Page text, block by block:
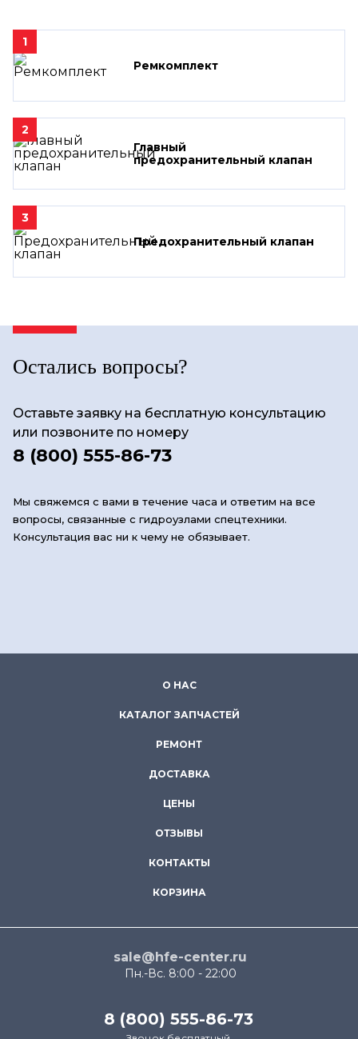
1
Ремкомплект
2
Главный
предохранительный клапан
3
Предохранительный клапан
Остались вопросы?
Оставьте заявку на бесплатную консультацию
или позвоните по номеру
8 (800) 555-86-73
Мы свяжемся с вами в течение часа и ответим на все
вопросы, связанные с гидроузлами спецтехники.
Консультация вас ни к чему не обязывает.
О НАС
КАТАЛОГ ЗАПЧАСТЕЙ
РЕМОНТ
ДОСТАВКА
ЦЕНЫ
ОТЗЫВЫ
КОНТАКТЫ
КОРЗИНА
sale@hfe-center.ru
Пн.-Вс. 8:00 - 22:00
8 (800) 555-86-73